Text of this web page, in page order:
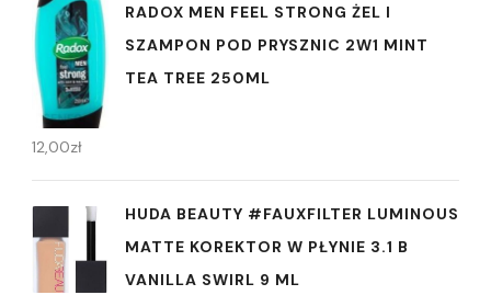
RADOX MEN FEEL STRONG ŻEL I
SZAMPON POD PRYSZNIC 2W1 MINT
TEA TREE 250ML
12,00zł
HUDA BEAUTY #FAUXFILTER LUMINOUS
MATTE KOREKTOR W PŁYNIE 3.1 B
VANILLA SWIRL 9 ML